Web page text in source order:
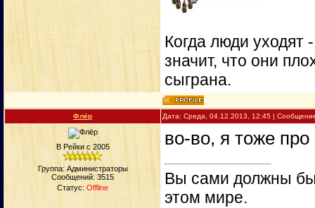
Когда люди уходят
значит, что они
сыграна.
Флёр Дата: Среда, 04.12.2013, 12:45 |
В Рейки с 2005
Группа: Администраторы
Сообщений: 3515
Статус: Offline
во-во, я тоже про
Вы сами должны
этом мире.